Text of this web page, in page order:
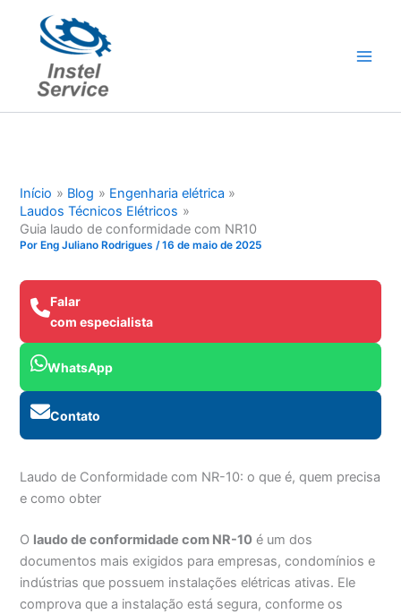
conteúdo
Início Blog
Engenharia elétrica
Laudos Técnicos Elétricos
Guia laudo de conformidade com NR10
Por Eng Juliano Rodrigues/16 de maio de 2025
Falar
com especialista
WhatsApp
Contato
Laudo de Conformidade com NR-10: o que é, quem precisa
e como obter
O laudo de conformidade com NR-10 é um dos
documentos mais exigidos para empresas, condomínios e
indústrias que possuem instalações elétricas ativas. Ele
comprova que a instalação está segura, conforme os